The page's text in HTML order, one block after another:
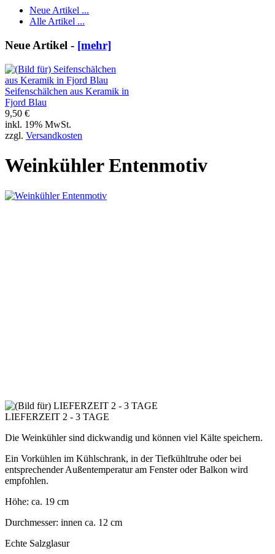
Neue Artikel ...
Alle Artikel ...
Neue Artikel - [mehr]
Seifenschälchen aus Keramik in
Fjord Blau
9,50 €
inkl. 19% MwSt.
zzgl. Versandkosten
Weinkühler Entenmotiv
LIEFERZEIT 2 - 3 TAGE
Die Weinkühler sind dickwandig und können viel Kälte speichern.
Ein Vorkühlen im Kühlschrank, in der Tiefkühltruhe oder bei
entsprechender Außentemperatur am Fenster oder Balkon wird
empfohlen.
Höhe: ca. 19 cm
Durchmesser: innen ca. 12 cm
Echte Salzglasur